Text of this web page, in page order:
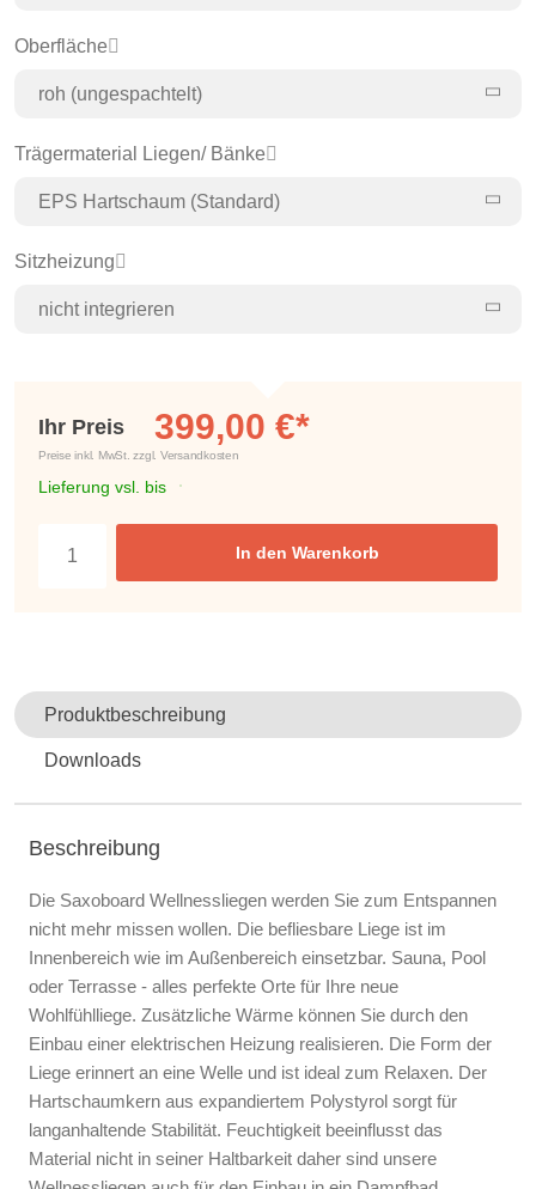
Oberfläche
roh (ungespachtelt)
Trägermaterial Liegen/ Bänke
EPS Hartschaum (Standard)
Sitzheizung
nicht integrieren
Ihr Preis 399,00 €*
Preise inkl. MwSt. zzgl. Versandkosten
Lieferung vsl. bis
In den Warenkorb
Produktbeschreibung
Downloads
Beschreibung
Die Saxoboard Wellnessliegen werden Sie zum Entspannen
nicht mehr missen wollen. Die befliesbare Liege ist im
Innenbereich wie im Außenbereich einsetzbar. Sauna, Pool
oder Terrasse - alles perfekte Orte für Ihre neue
Wohlfühlliege. Zusätzliche Wärme können Sie durch den
Einbau einer elektrischen Heizung realisieren. Die Form der
Liege erinnert an eine Welle und ist ideal zum Relaxen. Der
Hartschaumkern aus expandiertem Polystyrol sorgt für
langanhaltende Stabilität. Feuchtigkeit beeinflusst das
Material nicht in seiner Haltbarkeit daher sind unsere